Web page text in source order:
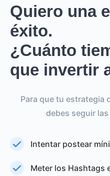
Quiero una
éxito.
¿Cuánto
que invertir
Para que tu estrategia
debes seguir
Intentar postear
Meter los Hashtags